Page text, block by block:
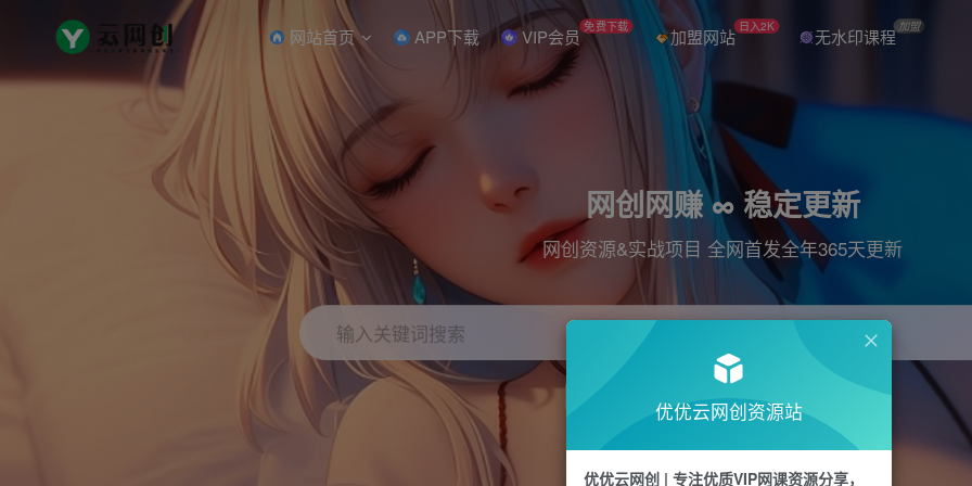
网站首页 APP下载 VIP会员 免费下载 加盟网站 日入2K 无水印课程 加盟
网创网赚 ∞ 稳定更新
网创资源&实战项目 全网首发全年365天更新
输入关键词搜索
引流 直播 电商 剪辑
优优云网创资源站
优优云网创 | 专注优质VIP网课资源分享，